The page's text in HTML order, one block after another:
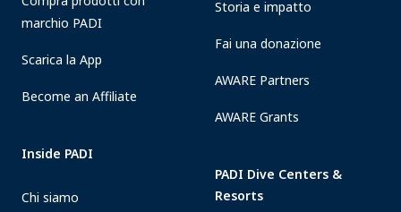
marchio PADI
Scarica la App
Become an Affiliate
Inside PADI
Chi siamo
Storia e impatto
Fai una donazione
AWARE Partners
AWARE Grants
PADI Dive Centers &
Resorts